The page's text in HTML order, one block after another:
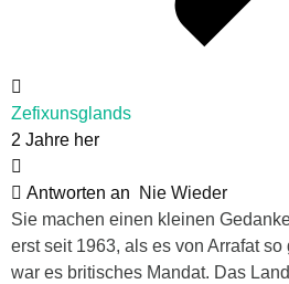
Zefixunsglands
2 Jahre her
Antworten an
Nie Wieder
Sie machen einen kleinen
erst seit 1963, als es von Arrafat
war es britisches Mandat. Das